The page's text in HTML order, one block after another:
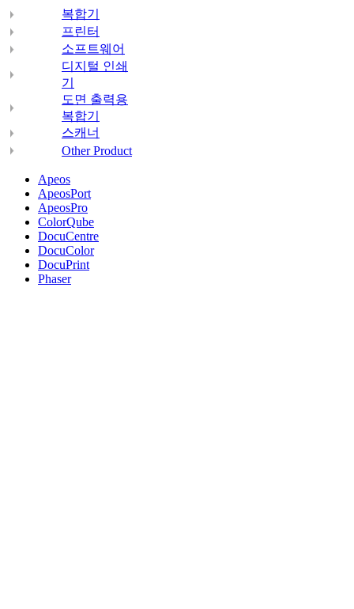
복합기
프린터
소프트웨어
디지털 인쇄
기
도면 출력용
복합기
스캐너
Other Product
Apeos
ApeosPort
ApeosPro
ColorQube
DocuCentre
DocuColor
DocuPrint
Phaser